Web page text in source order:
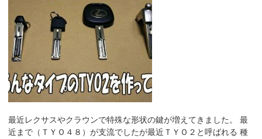
最近レクサスやクラウンで特殊な形状の鍵が増えてきました。 最
近まで（ＴＹＯ４８）が支流でしたが最近ＴＹＯ２と呼ばれる 種